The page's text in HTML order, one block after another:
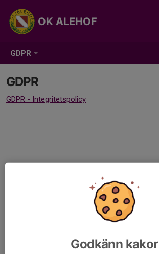
GDPR
OK ALEHOF
GDPR
GDPR - Integritetspolicy
Godkänn kakor